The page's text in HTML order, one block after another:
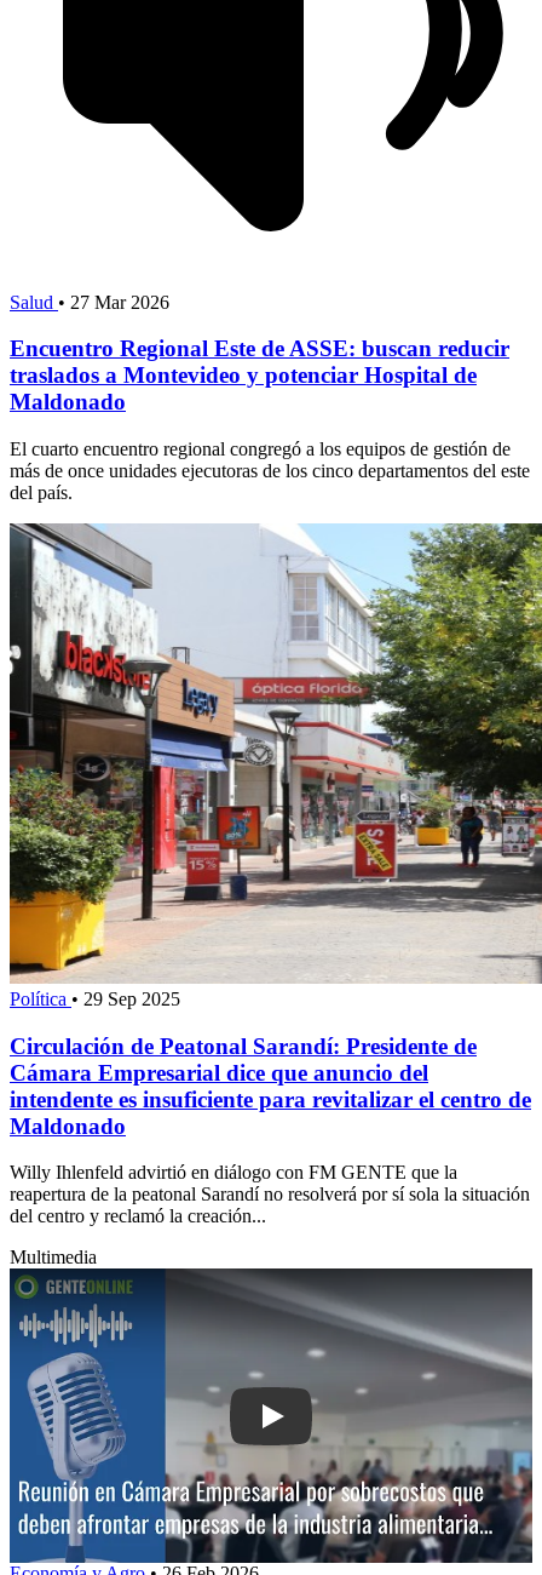
Salud • 27 Mar 2026
Encuentro Regional Este de ASSE: buscan reducir
traslados a Montevideo y potenciar Hospital de
Maldonado
El cuarto encuentro regional congregó a los equipos de gestión de
más de once unidades ejecutoras de los cinco departamentos del este
del país.
Política • 29 Sep 2025
Circulación de Peatonal Sarandí: Presidente de
Cámara Empresarial dice que anuncio del
intendente es insuficiente para revitalizar el centro de
Maldonado
Willy Ihlenfeld advirtió en diálogo con FM GENTE que la
reapertura de la peatonal Sarandí no resolverá por sí sola la situación
del centro y reclamó la creación...
Multimedia
Play: Reunión en Cámara